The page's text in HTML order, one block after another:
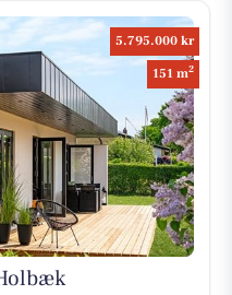
5.795.000 kr
151 m2